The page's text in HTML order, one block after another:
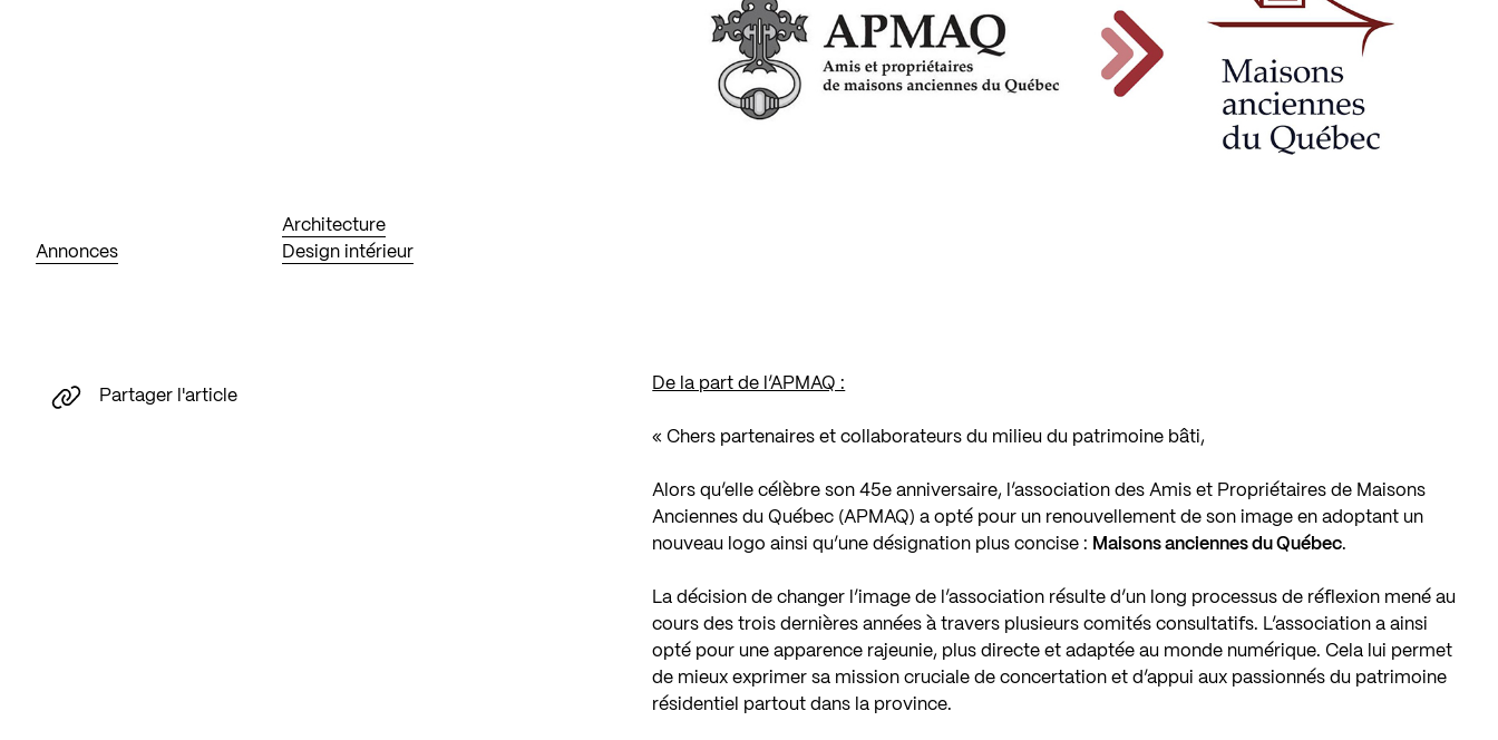
Annonces
Architecture
Design intérieur
De la part de l’APMAQ :
« Chers partenaires et collaborateurs du milieu du patrimoine bâti,
Alors qu’elle célèbre son 45e anniversaire, l’association des Amis et Propriétaires de Maisons
Anciennes du Québec (APMAQ) a opté pour un renouvellement de son image en adoptant un
nouveau logo ainsi qu’une désignation plus concise : Maisons anciennes du Québec.
La décision de changer l’image de l’association résulte d’un long processus de réflexion mené au
cours des trois dernières années à travers plusieurs comités consultatifs. L’association a ainsi
opté pour une apparence rajeunie, plus directe et adaptée au monde numérique. Cela lui permet
de mieux exprimer sa mission cruciale de concertation et d’appui aux passionnés du patrimoine
résidentiel partout dans la province.
Partager l'article